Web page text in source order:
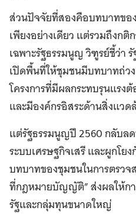
ส่วนปัจจัยที่สองคือบทบาทขอ
เพียงอย่างเดียว แต่รวมถึงกติ
เฉพาะรัฐธรรมนูญ วิฑูรย์ชี้ว่า
เปิดพื้นที่ให้ชุมชนมีบทบาทถ่
โครงการที่มีผลกระทบรุนแรง
และมีองค์กรอิสระด้านสิ่งแวด
แต่รัฐธรรมนูญปี 2560 กลับล
ระบบเศรษฐกิจเสรี และผูกโย
บทบาทของชุมชนในการตรว
ที่กฎหมายบัญญัติ” ส่งผลให้ก
รัฐและกลุ่มทุนขนาดใหญ่